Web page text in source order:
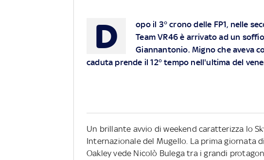
D
opo il 3° crono delle FP1, nelle
Team VR46 è arrivato ad un
Giannantonio. Migno che aveva
caduta prende il 12° tempo nell'ultima del
Un brillante avvio di weekend caratterizza lo
Internazionale del Mugello. La prima giornata
Oakley vede Nicolò Bulega tra i grandi